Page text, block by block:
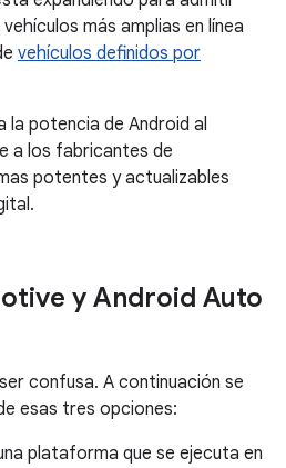
más amplias en línea
vehículos definidos por
la potencia de Android al
a los fabricantes de
potentes y actualizables
y Android Auto
confusa. A continuación se
esas tres opciones:
plataforma que se ejecuta en